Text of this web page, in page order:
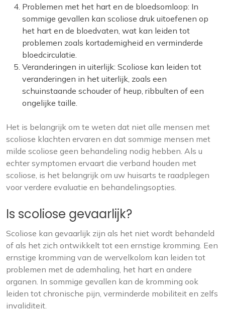
Problemen met het hart en de bloedsomloop: In
sommige gevallen kan scoliose druk uitoefenen op
het hart en de bloedvaten, wat kan leiden tot
problemen zoals kortademigheid en verminderde
bloedcirculatie.
Veranderingen in uiterlijk: Scoliose kan leiden tot
veranderingen in het uiterlijk, zoals een
schuinstaande schouder of heup, ribbulten of een
ongelijke taille.
Het is belangrijk om te weten dat niet alle mensen met
scoliose klachten ervaren en dat sommige mensen met
milde scoliose geen behandeling nodig hebben. Als u
echter symptomen ervaart die verband houden met
scoliose, is het belangrijk om uw huisarts te raadplegen
voor verdere evaluatie en behandelingsopties.
Is scoliose gevaarlijk?
Scoliose kan gevaarlijk zijn als het niet wordt behandeld
of als het zich ontwikkelt tot een ernstige kromming. Een
ernstige kromming van de wervelkolom kan leiden tot
problemen met de ademhaling, het hart en andere
organen. In sommige gevallen kan de kromming ook
leiden tot chronische pijn, verminderde mobiliteit en zelfs
invaliditeit.